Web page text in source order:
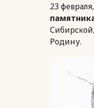
23
Родину.